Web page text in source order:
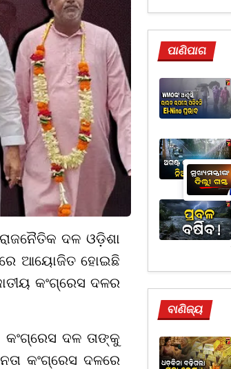
ଦଳ ଓଡ଼ିଶା
ଆୟୋଜିତ ହୋଇଛି
କଂଗ୍ରେସ ଦଳର
ଦଳ ତାଙ୍କୁ
କଂଗ୍ରେସ ଦଳରେ
ପାଣିପାଗ
ବାଣିଜ୍ୟ